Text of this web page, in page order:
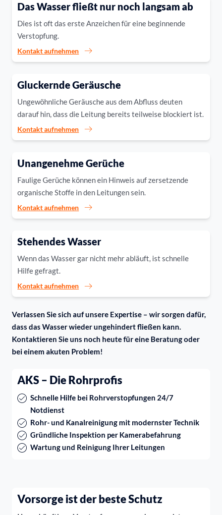
Das Wasser fließt nur noch langsam ab
Dies ist oft das erste Anzeichen für eine beginnende
Verstopfung.
Kontakt aufnehmen
Gluckernde Geräusche
Ungewöhnliche Geräusche aus dem Abfluss deuten
darauf hin, dass die Leitung bereits teilweise blockiert ist.
Kontakt aufnehmen
Unangenehme Gerüche
Faulige Gerüche können ein Hinweis auf zersetzende
organische Stoffe in den Leitungen sein.
Kontakt aufnehmen
Stehendes Wasser
Wenn das Wasser gar nicht mehr abläuft, ist schnelle
Hilfe gefragt.
Kontakt aufnehmen
Verlassen Sie sich auf unsere Expertise – wir sorgen dafür,
dass das Wasser wieder ungehindert fließen kann.
Kontaktieren Sie uns noch heute für eine Beratung oder
bei einem akuten Problem!
AKS – Die Rohrprofis
Schnelle Hilfe bei Rohrverstopfungen 24/7
Notdienst
Rohr- und Kanalreinigung mit modernster Technik
Gründliche Inspektion per Kamerabefahrung
Wartung und Reinigung Ihrer Leitungen
Vorsorge ist der beste Schutz